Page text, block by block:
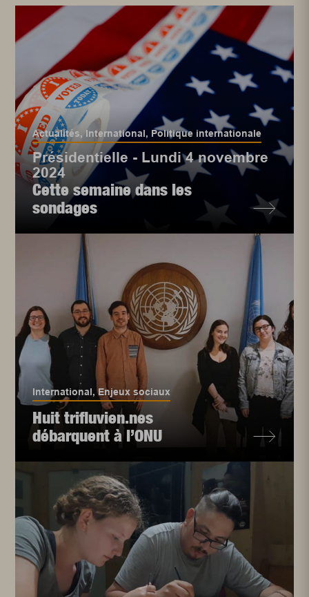
Actualités, International, Politique internationale
Présidentielle - Lundi 4 novembre
2024
Cette semaine dans les
sondages
International,Enjeux sociaux
Huit trifluvien.nes
débarquent à l’ONU